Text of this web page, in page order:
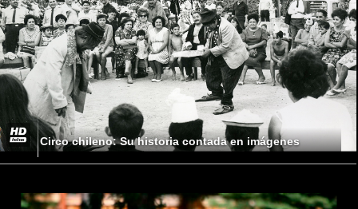
Circo chileno: Su historia contada en imágenes